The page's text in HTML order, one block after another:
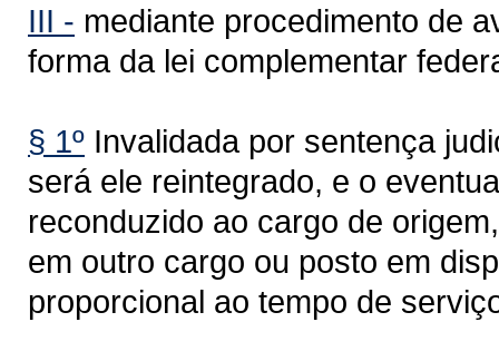
III - mediante procedimento de
forma da lei complementar
§ 1º Invalidada por sentença
será ele reintegrado, e o
reconduzido ao cargo de
em outro cargo ou posto em
proporcional ao tempo de